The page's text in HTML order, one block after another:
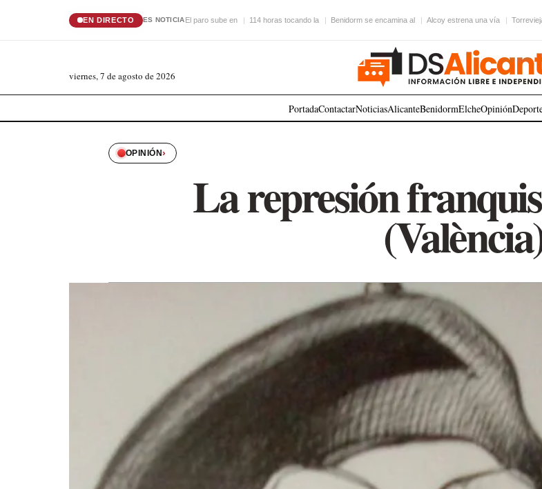
EN DIRECTO ES NOTICIAEl paro sube en 114 horas tocando la Benidorm se encamina al Alcoy estrena una vía
viernes, 7 de agosto de 2026
PortadaContactarNoticiasAlicanteBenidormElcheOpinión
OPINIÓN›
La represión